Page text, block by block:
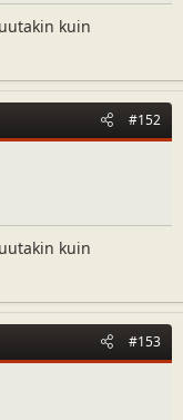
kuin
#152
kuin
#153